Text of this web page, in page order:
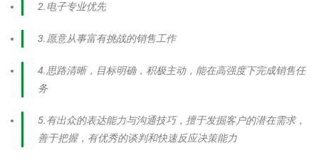
2.电子专业优先
3.愿意从事富有挑战的销售工作
4.思路清晰，目标明确，积极主动，能在高强度下完成销售任
务
5.有出众的表达能力与沟通技巧，擅于发掘客户的潜在需求，
善于把握，有优秀的谈判和快速反应决策能力